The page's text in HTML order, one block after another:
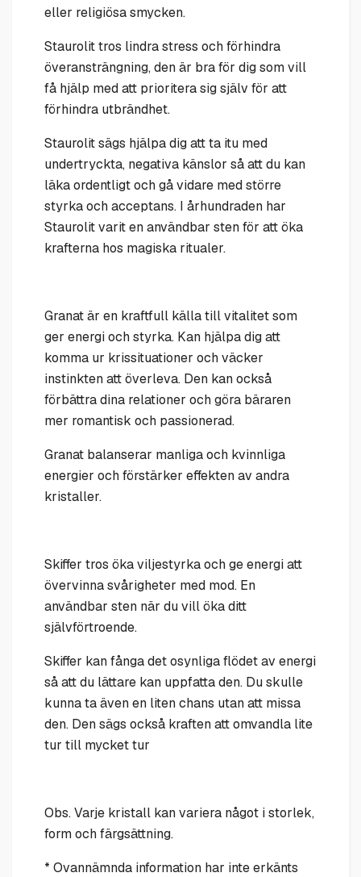
eller religiösa smycken.
Staurolit tros lindra stress och förhindra
överansträngning, den är bra för dig som vill
få hjälp med att prioritera sig själv för att
förhindra utbrändhet.
Staurolit sägs hjälpa dig att ta itu med
undertryckta, negativa känslor så att du kan
läka ordentligt och gå vidare med större
styrka och acceptans. I århundraden har
Staurolit varit en användbar sten för att öka
krafterna hos magiska ritualer.
Granat är en kraftfull källa till vitalitet som
ger energi och styrka. Kan hjälpa dig att
komma ur krissituationer och väcker
instinkten att överleva. Den kan också
förbättra dina relationer och göra bäraren
mer romantisk och passionerad.
Granat balanserar manliga och kvinnliga
energier och förstärker effekten av andra
kristaller.
Skiffer tros öka viljestyrka och ge energi att
övervinna svårigheter med mod. En
användbar sten när du vill öka ditt
självförtroende.
Skiffer kan fånga det osynliga flödet av energi
så att du lättare kan uppfatta den. Du skulle
kunna ta även en liten chans utan att missa
den. Den sägs också kraften att omvandla lite
tur till mycket tur
Obs. Varje kristall kan variera något i storlek,
form och färgsättning.
* Ovannämnda information har inte erkänts